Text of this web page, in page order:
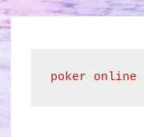
poker online